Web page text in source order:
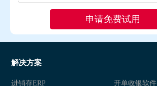
解决方案
进销存ERP 开单收银软件